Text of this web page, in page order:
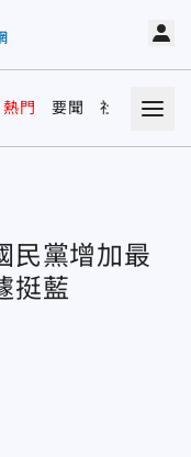
熱門 要聞 社會 娛樂
民黨增加最
挺藍